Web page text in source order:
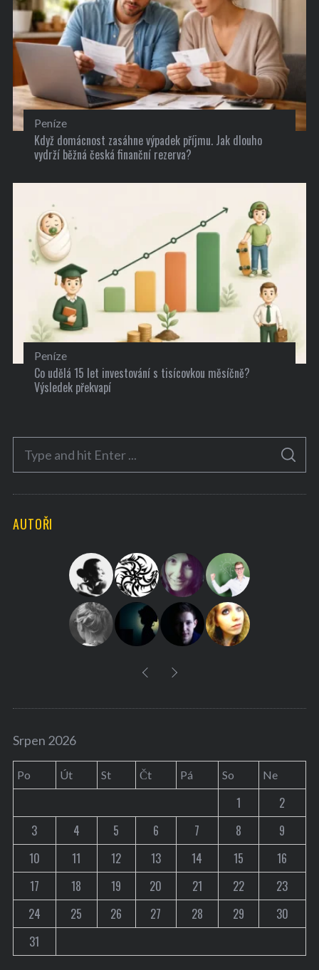
Peníze
Když domácnost zasáhne výpadek příjmu. Jak dlouho
vydrží běžná česká finanční rezerva?
Peníze
Co udělá 15 let investování s tisícovkou měsíčně?
Výsledek překvapí
c
S
A
C
AUTOŘI
Srpen 2026
Po Út St Čt Pá So Ne
1
2
3
4 5 6 7 8
9
10
11 12 13 14 15
16
17
18 19 20 21 22
23
24
25 26 27 28 29
30
31